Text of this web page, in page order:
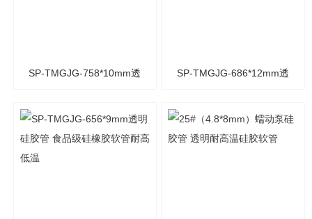
SP-TMGJG-758*10mm透
管
SP-TMGJG-686*12mm透
管